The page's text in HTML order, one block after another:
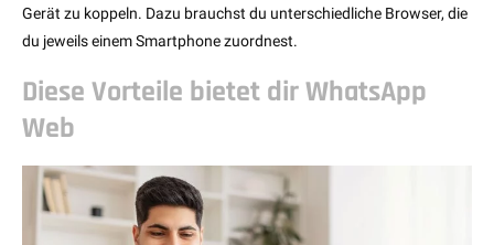
Gerät zu koppeln. Dazu brauchst du unterschiedliche Browser, die
du jeweils einem Smartphone zuordnest.
Diese Vorteile bietet dir WhatsApp
Web